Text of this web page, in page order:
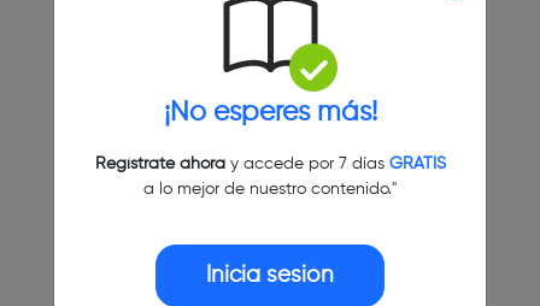
¡No esperes más!
Regístrate ahoray accede por 7 días GRATIS
a lo mejor de nuestro contenido."
Inicia sesión